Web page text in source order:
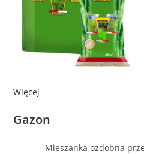
Więcej
Gazon
Mieszanka ozdobna